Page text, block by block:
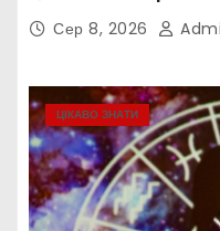
Сер 8, 2026
ЦІКАВО ЗНАТИ